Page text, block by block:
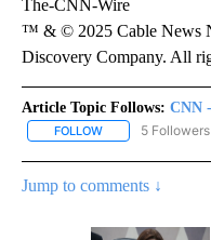
The-CNN-Wire
™ & © 2025 Cable News
Discovery Company. All
Article Topic Follows: CNN
FOLLOW FOLLOW "CNN -
5 Followers
Jump to comments ↓